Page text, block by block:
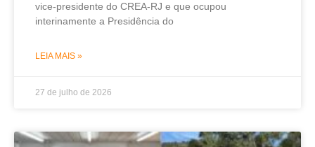
vice-presidente do CREA-RJ e que ocupou
interinamente a Presidência do
LEIA MAIS »
27 de julho de 2026